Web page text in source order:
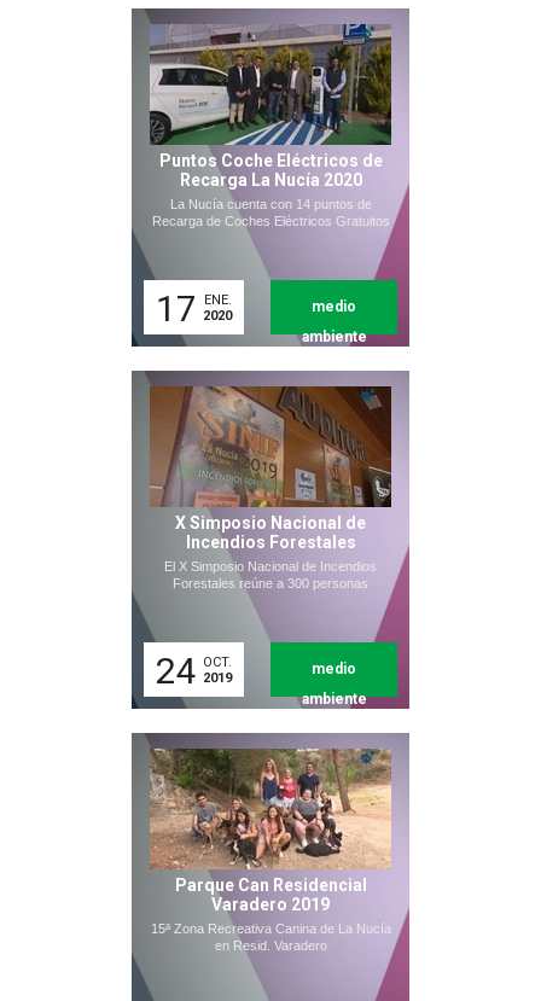
Puntos Coche Eléctricos de
Recarga La Nucía 2020
La Nucía cuenta con 14 puntos de
Recarga de Coches Eléctricos Gratuitos
17
ENE.
2020
medio
ambiente
X Simposio Nacional de
Incendios Forestales
El X Simposio Nacional de Incendios
Forestales reúne a 300 personas
24 OCT.
2019
medio
ambiente
Parque Can Residencial
Varadero 2019
15ª Zona Recreativa Canina de La Nucía
en Resid. Varadero